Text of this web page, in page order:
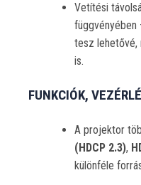
Vetítési
függvényében
tesz lehetővé,
is.
FUNKCIÓK,
A projektor
(HDCP 2.3),
különféle